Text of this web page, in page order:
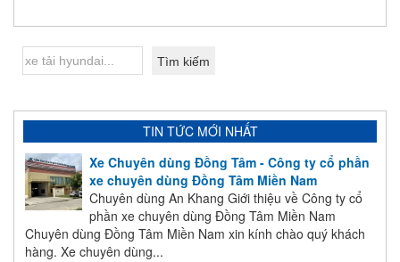
TIN TỨC MỚI NHẤT
Xe Chuyên dùng Đồng Tâm - Công ty cổ phần
xe chuyên dùng Đồng Tâm Miền Nam
Chuyên dùng An Khang Giới thiệu về Công ty cổ
phần xe chuyên dùng Đồng Tâm Miền Nam
Chuyên dùng Đồng Tâm Miền Nam xin kính chào quý khách
hàng. Xe chuyên dùng...